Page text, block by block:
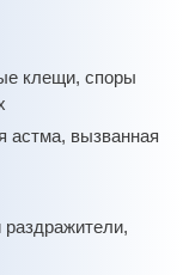
клещи, споры
астма, вызванная